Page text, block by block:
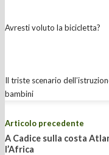
Avresti voluto la bicicletta?
Il triste scenario
bambini
Articolo precedente
A Cadice sulla costa
l’Africa